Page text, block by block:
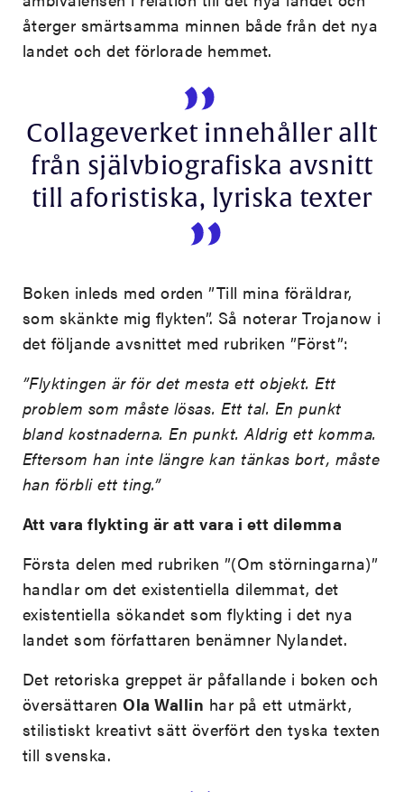
återger smärtsamma minnen både från det nya
landet och det förlorade hemmet.
Collageverket innehåller allt
från självbiografiska avsnitt
till aforistiska, lyriska texter
Boken inleds med orden ”Till mina föräldrar,
som skänkte mig flykten”. Så noterar Trojanow i
det följande avsnittet med rubriken ”Först”:
”Flyktingen är för det mesta ett objekt. Ett
problem som måste lösas. Ett tal. En punkt
bland kostnaderna. En punkt. Aldrig ett komma.
Eftersom han inte längre kan tänkas bort, måste
han förbli ett ting.”
Att vara flykting är att vara i ett dilemma
Första delen med rubriken ”(Om störningarna)”
handlar om det existentiella dilemmat, det
existentiella sökandet som flykting i det nya
landet som författaren benämner Nylandet.
Det retoriska greppet är påfallande i boken och
översättarenOla Wallin har på ett utmärkt,
stilistiskt kreativt sätt överfört den tyska texten
till svenska.